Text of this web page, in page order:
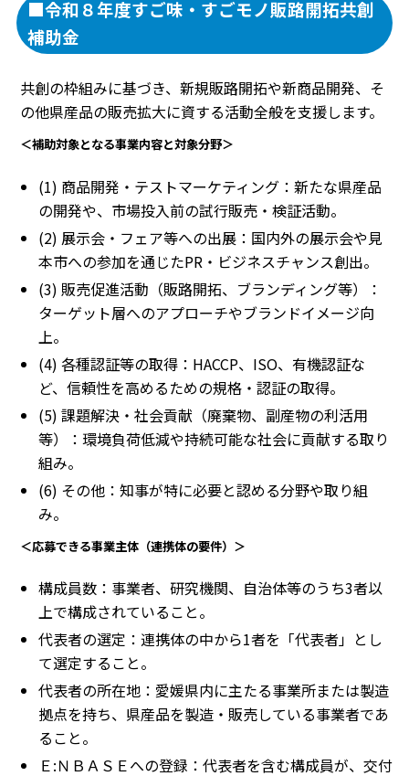
■令和８年度すご味・すごモノ販路開拓共創
補助金
共創の枠組みに基づき、新規販路開拓や新商品開発、そ
の他県産品の販売拡大に資する活動全般を支援します。
＜補助対象となる事業内容と対象分野＞
(1) 商品開発・テストマーケティング：新たな県産品
の開発や、市場投入前の試行販売・検証活動。
(2) 展示会・フェア等への出展：国内外の展示会や見
本市への参加を通じたPR・ビジネスチャンス創出。
(3) 販売促進活動（販路開拓、ブランディング等）：
ターゲット層へのアプローチやブランドイメージ向
上。
(4) 各種認証等の取得：HACCP、ISO、有機認証な
ど、信頼性を高めるための規格・認証の取得。
(5) 課題解決・社会貢献（廃棄物、副産物の利活用
等）：環境負荷低減や持続可能な社会に貢献する取り
組み。
(6) その他：知事が特に必要と認める分野や取り組
み。
＜応募できる事業主体（連携体の要件）＞
構成員数：事業者、研究機関、自治体等のうち3者以
上で構成されていること。
代表者の選定：連携体の中から1者を「代表者」とし
て選定すること。
代表者の所在地：愛媛県内に主たる事業所または製造
拠点を持ち、県産品を製造・販売している事業者であ
ること。
Ｅ:ＮＢＡＳＥへの登録：代表者を含む構成員が、交付